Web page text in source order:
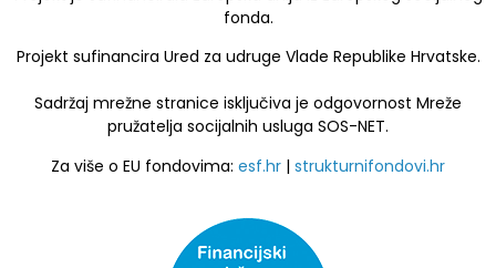
fonda.
Projekt sufinancira Ured za udruge Vlade Republike Hrvatske.
Sadržaj mrežne stranice isključiva je odgovornost Mreže
pružatelja socijalnih usluga SOS-NET.
Za više o EU fondovima: esf.hr | strukturnifondovi.hr